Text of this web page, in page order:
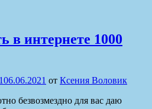
в интернете 1000
06.06.2021 от Ксения Воловик
безвозмездно для вас даю